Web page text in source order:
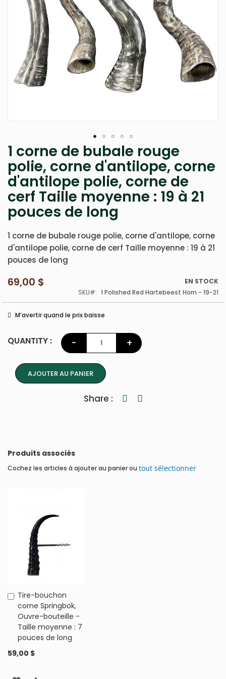
Passer
au
début
de
la
Galerie
1 corne de bubale rouge
polie, corne d'antilope, corne
d'antilope polie, corne de
cerf Taille moyenne : 19 à 21
pouces de long
1 corne de bubale rouge polie, corne d'antilope, corne
d'antilope polie, corne de cerf Taille moyenne : 19 à 21
pouces de long
69,00 $
EN STOCK
SKU
1 Polished Red Hartebeest Horn - 19-21
M’avertir quand le prix baisse
QUANTITY : - +
AJOUTER AU PANIER
Share
Produits associés
Cochez les articles à ajouter au panier ou tout sélectionner
Tire-bouchon
corne Springbok,
Ouvre-bouteille -
Taille moyenne : 7
pouces de long
59,00 $
Ajouter
au
panier